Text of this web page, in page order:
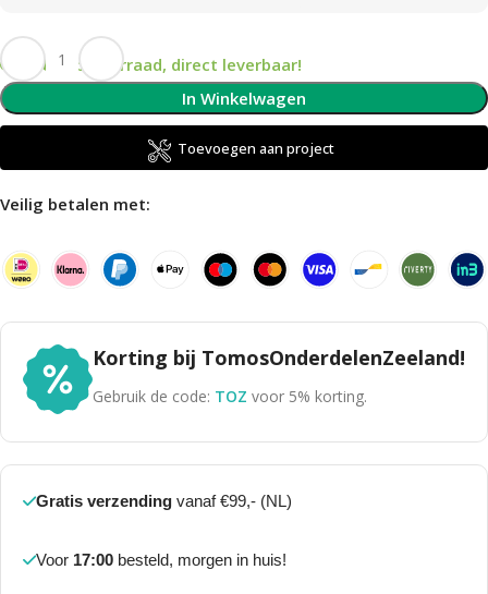
Op voorraad, direct leverbaar!
In Winkelwagen
Toevoegen aan project
Veilig betalen met:
Korting bij TomosOnderdelenZeeland!
Gebruik de code: TOZ voor 5% korting.
Gratis verzending vanaf €99,- (NL)
Voor 17:00 besteld, morgen in huis!